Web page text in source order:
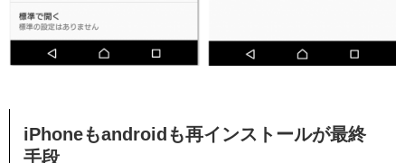
iPhoneもandroidも再インストールが最終
手段